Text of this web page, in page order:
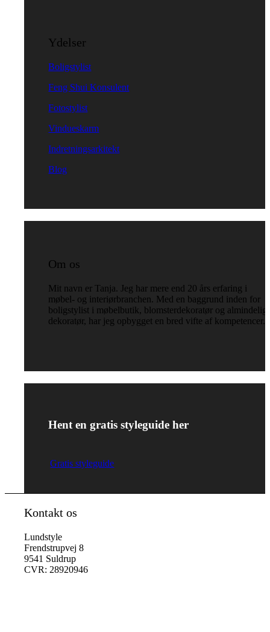
Ydelser
Boligstylist
Feng Shui Konsulent
Fotostylist
Vindueskarm
Indretningsarkitekt
Blog
Om os
Mit navn er Tanja. Jeg har mere end 20 års erfaring i
møbel- og interiørbranchen. Med en baggrund inden for
boligstylist i møbelbutik, blomsterdekoratør og almindelig
dekoratør, har jeg opbygget en bred vifte af kompetencer.
Hent en gratis styleguide her
Gratis styleguide
Kontakt os
Lundstyle
Frendstrupvej 8
9541 Suldrup
CVR: 28920946